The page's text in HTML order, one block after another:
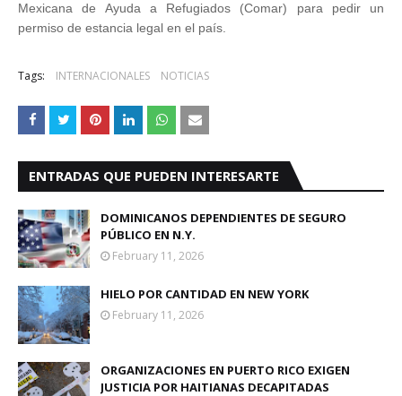
Mexicana de Ayuda a Refugiados (Comar) para pedir un
permiso de estancia legal en el país.
Tags: INTERNACIONALES NOTICIAS
ENTRADAS QUE PUEDEN INTERESARTE
DOMINICANOS DEPENDIENTES DE SEGURO
PÚBLICO EN N.Y.
February 11, 2026
HIELO POR CANTIDAD EN NEW YORK
February 11, 2026
ORGANIZACIONES EN PUERTO RICO EXIGEN
JUSTICIA POR HAITIANAS DECAPITADAS